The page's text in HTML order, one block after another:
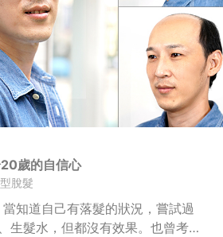
歲的自信心
脫髮
知道自己有落髮的狀況，嘗試過
生髮水，但都沒有效果。也曾考慮